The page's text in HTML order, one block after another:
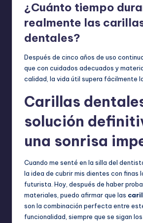
¿Cuánto tiempo
realmente las
dentales?
Después de cinco años de uso
que con cuidados adecuados y
calidad, la vida útil supera fácilmente
Carillas
solución
una sonrisa
Cuando me senté en la silla del
la idea de cubrir mis dientes con finas
futurista. Hoy, después de haber
materiales, puedo afirmar que las
son la combinación perfecta entre
funcionalidad, siempre que se sigan